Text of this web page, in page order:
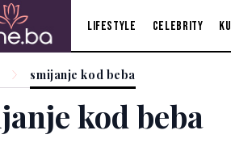
Lifestyle Celebrity
smijanje kod beba
kod beba